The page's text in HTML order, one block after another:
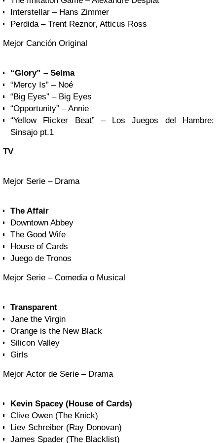
Interstellar – Hans Zimmer
Perdida – Trent Reznor, Atticus Ross
Mejor Canción Original
“Glory” – Selma
“Mercy Is” – Noé
“Big Eyes” – Big Eyes
“Opportunity” – Annie
“Yellow Flicker Beat” – Los Juegos del Hambre:
Sinsajo pt.1
TV
Mejor Serie – Drama
The Affair
Downtown Abbey
The Good Wife
House of Cards
Juego de Tronos
Mejor Serie – Comedia o Musical
Transparent
Jane the Virgin
Orange is the New Black
Silicon Valley
Girls
Mejor Actor de Serie – Drama
Kevin Spacey (House of Cards)
Clive Owen (The Knick)
Liev Schreiber (Ray Donovan)
James Spader (The Blacklist)